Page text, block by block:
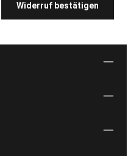
Widerruf bestätigen